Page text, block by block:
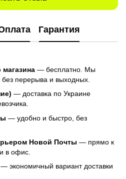
Гарантия
— бесплатно. Мы
перерыва и выходных.
— доставка по Украине
— удобно и быстро, без
Новой Почты — прямо к
в офис.
— экономичный вариант доставки